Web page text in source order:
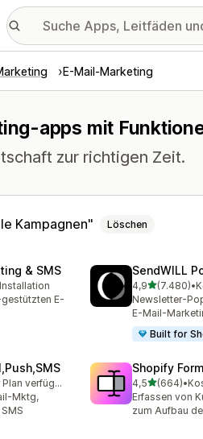
E-Mail-Marketing
apps mit
zur richtigen Zeit.
Kampagnen Löschen
& SMS
E-
SendWILL
4,9von 5
(7.480)
7480 •
Newsletter-
E-Mail-
Built for
Kostenloser Plan verfügbar
Mktg,
Shopify
4,5von 5
(664)
664 •
Erfassen von
zum Aufbau